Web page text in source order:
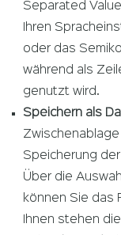
Separated
Ihren
oder das
während als
genutzt wird.
Speichern als
Speicherung
Über die
können Sie das
Ihnen stehen